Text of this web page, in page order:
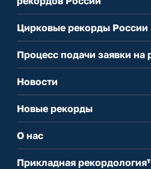
Цирковые рекорды России
Процесс подачи заявки на
Новости
Новые рекорды
О нас
Прикладная